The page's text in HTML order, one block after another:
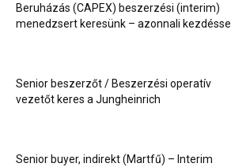
Beruházás (CAPEX) beszerzési (interim)
menedzsert keresünk – azonnali kezdéssel
Senior beszerzőt / Beszerzési operatív
vezetőt keres a Jungheinrich
Senior buyer, indirekt (Martfű) – Interim